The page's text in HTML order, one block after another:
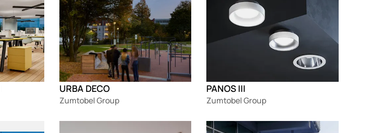
URBA DECO
Zumtobel Group
PANOS III
Zumtobel Group
Loading